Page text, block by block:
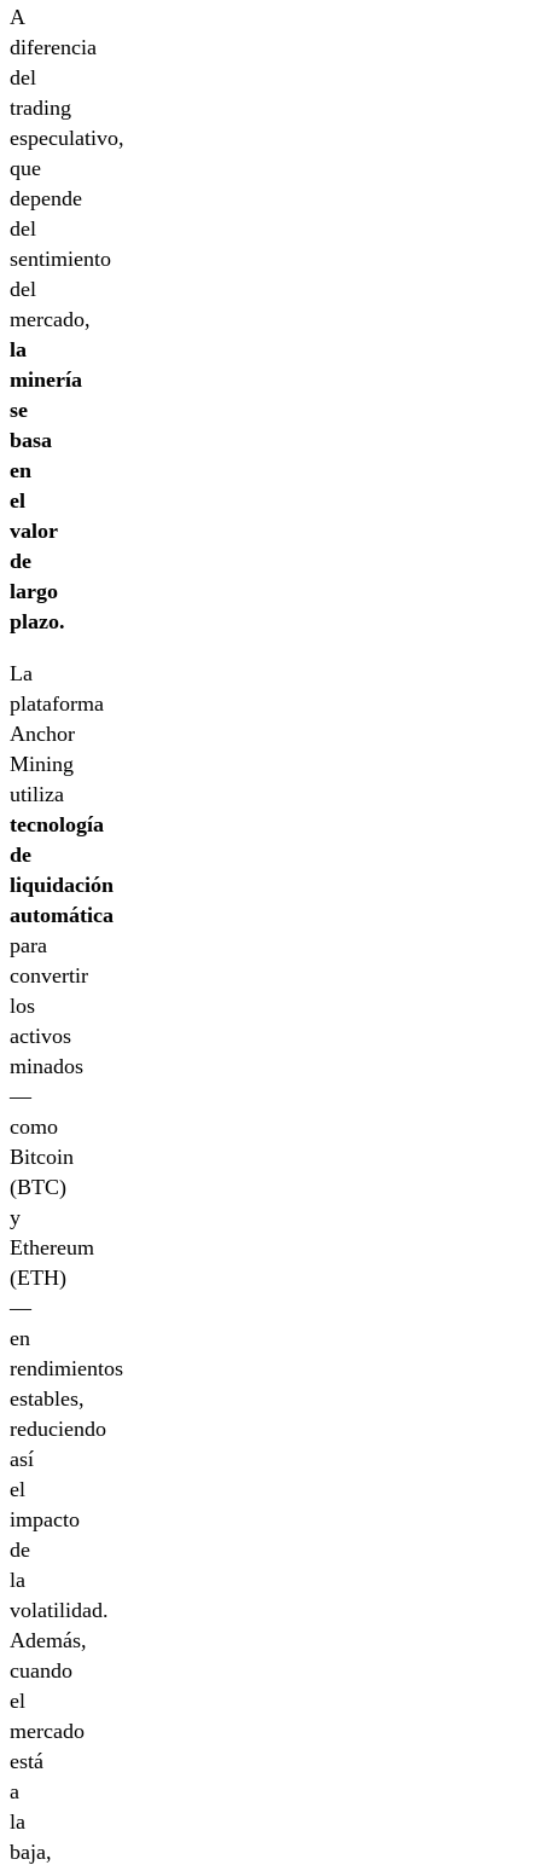
A
diferencia
del
trading
especulativo,
que
depende
del
sentimiento
del
mercado,
la
minería
se
basa
en
el
valor
de
largo
plazo.
La
plataforma
Anchor
Mining
utiliza
tecnología
de
liquidación
automática
para
convertir
los
activos
minados
—
como
Bitcoin
(BTC)
y
Ethereum
(ETH)
—
en
rendimientos
estables,
reduciendo
así
el
impacto
de
la
volatilidad.
Además,
cuando
el
mercado
está
a
la
baja,